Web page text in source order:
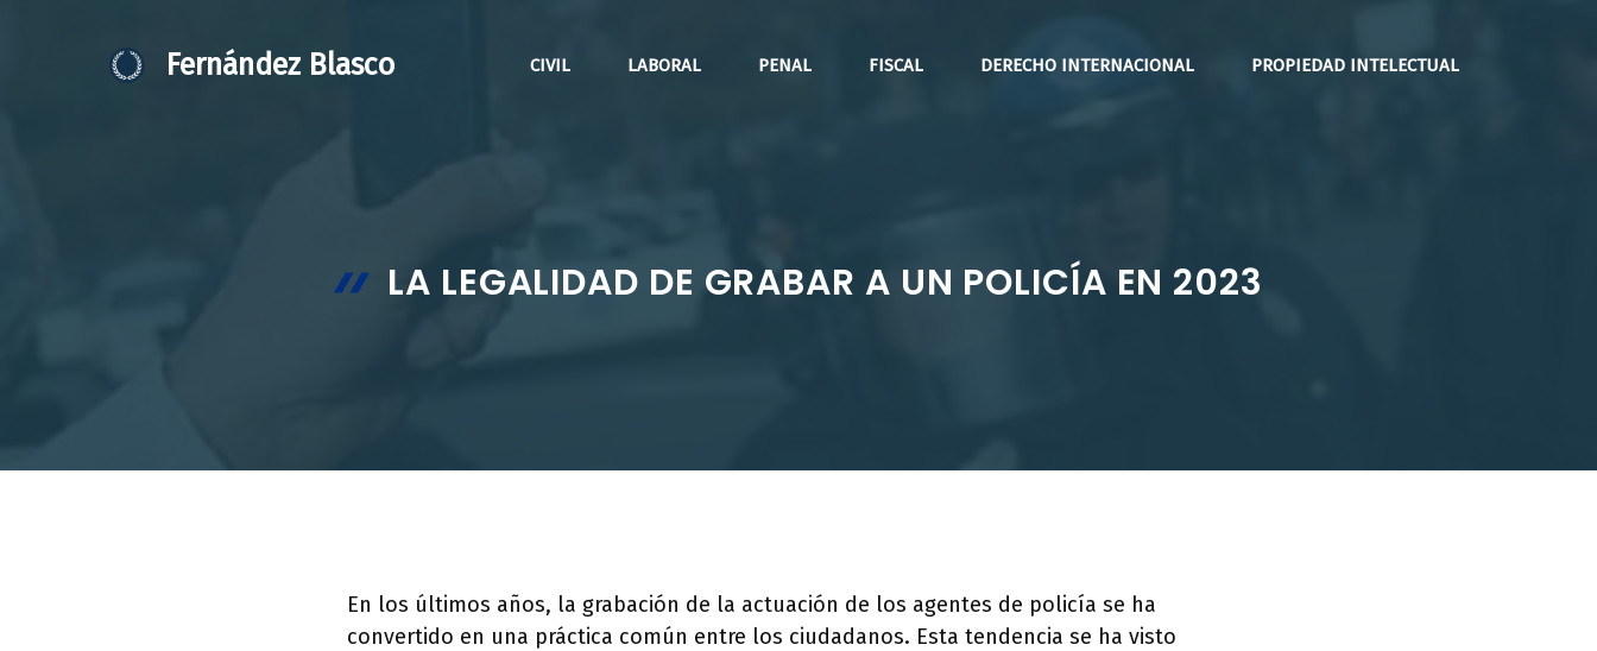
Fernández Blasco CIVIL LABORAL PENAL FISCAL DERECHO INTERNACIONAL PROPIEDAD INTELECTUAL
LA LEGALIDAD DE GRABAR A UN POLICÍA EN 2023
En los últimos años, la grabación de la actuación de los agentes de policía se ha
convertido en una práctica común entre los ciudadanos. Esta tendencia se ha visto